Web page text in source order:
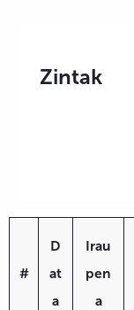
Zintak
#
D
at
a
Irau
pen
a